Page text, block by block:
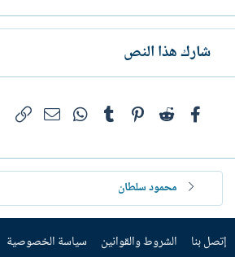
شارك هذا النص
فيسبوكReddit
Pinterest
Tumblr
WhatsApp
البريد
محمود سلطان
إتصل بنا الشروط والقوانين سياسة الخصوصية